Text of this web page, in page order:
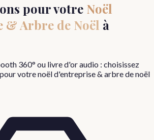
pour votre Noël
& Arbre de Noël à
360° ou livre d'or audio : choisissez
votrenoël d'entreprise & arbre de noël